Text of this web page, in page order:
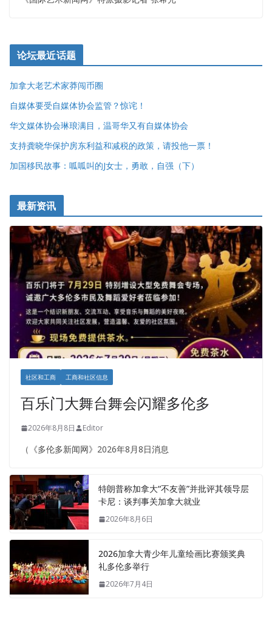
论坛最近话题
加拿大老艺术家莽闯币圈
自媒体要受自媒体协会监管？惊诧！
华文媒体协会琳琅满目，温哥华又有自媒体协会
支持龚晓华保护房东利益和减税的政策，请投他一票！
加国移民故事：呱呱叫的J女士，勇敢，自强（下）
最新资讯
社区和工商 工商和社区信息
百乐门大舞台舞会闪耀多伦多
2026年8月8日 Editor
（《多伦多新闻网》2026年8月8日消息
特朗普称加拿大“不友善”并批评其领导层
卡尼：谈判事关加拿大就业
2026年8月6日
2026加拿大青少年儿童绘画比赛颁奖典
礼多伦多举行
2026年7月4日